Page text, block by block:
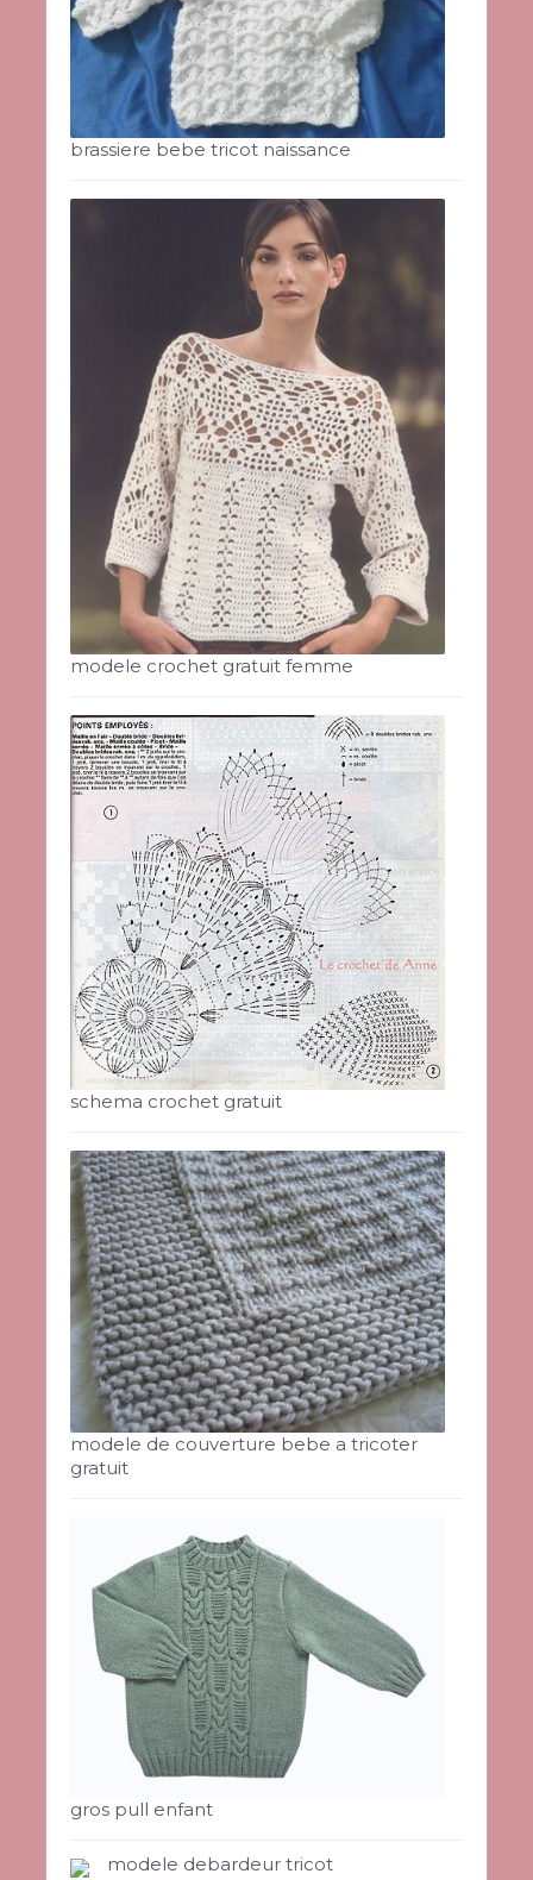
brassiere bebe tricot naissance
modele crochet gratuit femme
schema crochet gratuit
modele de couverture bebe a tricoter
gratuit
gros pull enfant
modele debardeur tricot